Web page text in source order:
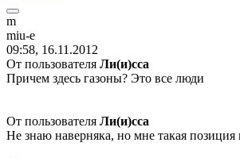
m
miu-e
09:58, 16.11.2012
От пользователя Ли(и)сса
Причем здесь газоны? Это все люди
От пользователя Ли(и)сса
Не знаю наверняка, но мне такая позиция